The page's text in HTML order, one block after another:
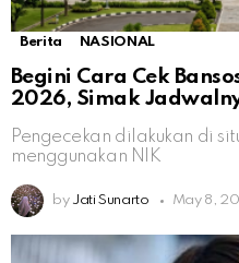
Berita NASIONAL
Begini Cara Cek
2026, Simak
Pengecekan dilakukan di
menggunakan NIK
by Jati Sunarto May 8,